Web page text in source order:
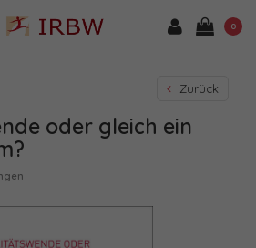
0
Zurück
oder gleich ein